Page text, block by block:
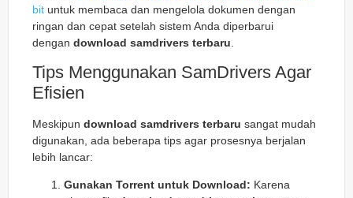
bit untuk membaca dan mengelola dokumen dengan
ringan dan cepat setelah sistem Anda diperbarui
dengan download samdrivers terbaru
Tips Menggunakan SamDrivers Agar
Efisien
Meskipun download samdrivers terbaru sangat mudah
digunakan, ada beberapa tips agar prosesnya berjalan
lebih lancar:
Gunakan Torrent untuk Download: Karena